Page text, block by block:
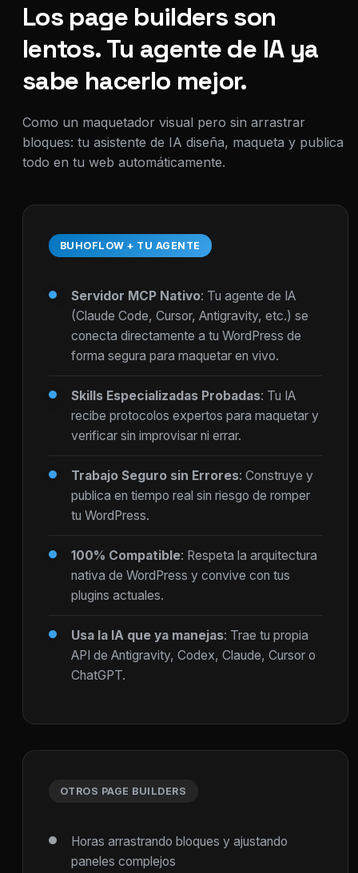
Los page builders son
lentos. Tu agente de IA ya
sabe hacerlo mejor.
Como un maquetador visual pero sin arrastrar
bloques: tu asistente de IA diseña, maqueta y publica
todo en tu web automáticamente.
BUHOFLOW + TU AGENTE
Servidor MCP Nativo: Tu agente de IA
(Claude Code, Cursor, Antigravity, etc.) se
conecta directamente a tu WordPress de
forma segura para maquetar en vivo.
Skills Especializadas Probadas: Tu IA
recibe protocolos expertos para maquetar y
verificar sin improvisar ni errar.
Trabajo Seguro sin Errores: Construye y
publica en tiempo real sin riesgo de romper
tu WordPress.
100% Compatible: Respeta la arquitectura
nativa de WordPress y convive con tus
plugins actuales.
Usa la IA que ya manejas: Trae tu propia
API de Antigravity, Codex, Claude, Cursor o
ChatGPT.
OTROS PAGE BUILDERS
Horas arrastrando bloques y ajustando
paneles complejos